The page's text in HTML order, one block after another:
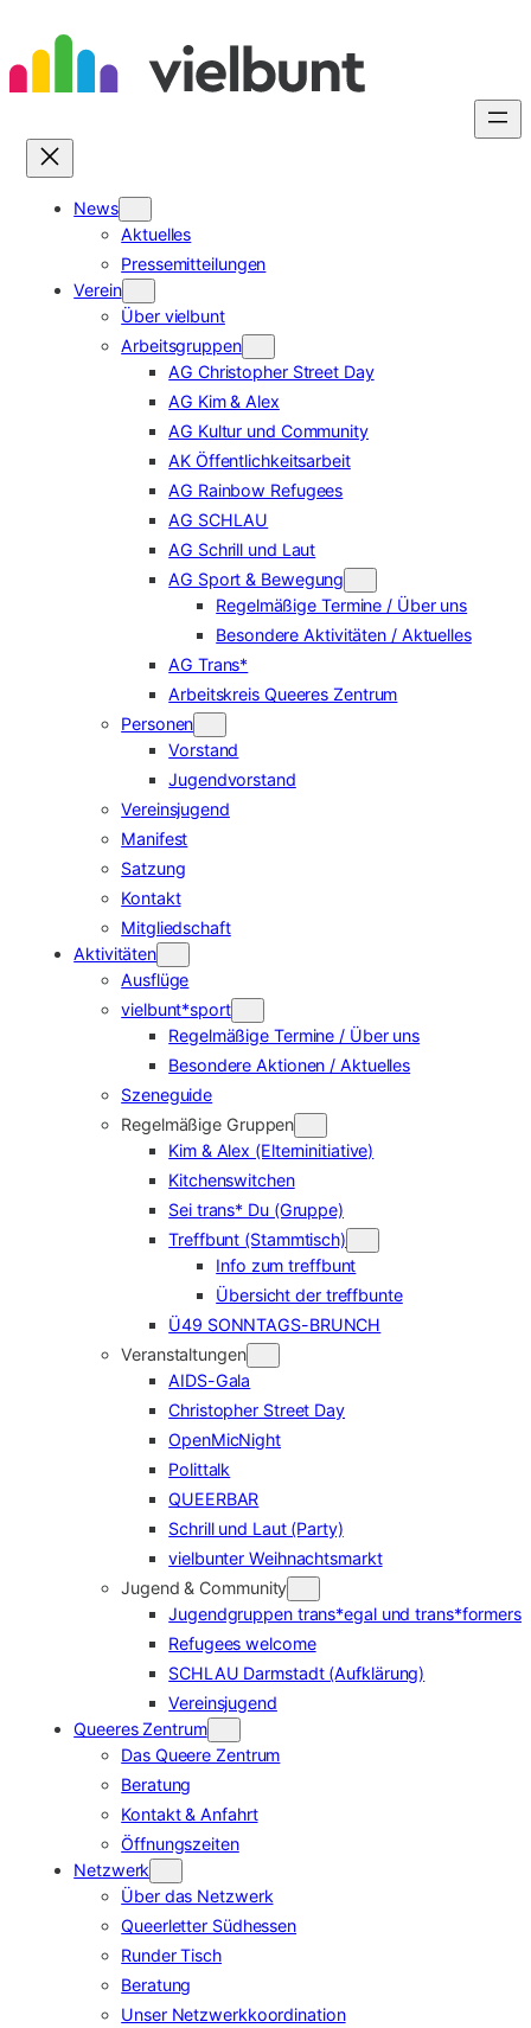
Inhalt
springen
News
Aktuelles
Pressemitteilungen
Verein
Über vielbunt
Arbeitsgruppen
AG Christopher Street Day
AG Kim & Alex
AG Kultur und Community
AK Öffentlichkeitsarbeit
AG Rainbow Refugees
AG SCHLAU
AG Schrill und Laut
AG Sport & Bewegung
Regelmäßige Termine / Über uns
Besondere Aktivitäten / Aktuelles
AG Trans*
Arbeitskreis Queeres Zentrum
Personen
Vorstand
Jugendvorstand
Vereinsjugend
Manifest
Satzung
Kontakt
Mitgliedschaft
Aktivitäten
Ausflüge
vielbunt*sport
Regelmäßige Termine / Über uns
Besondere Aktionen / Aktuelles
Szeneguide
Regelmäßige Gruppen
Kim & Alex (Elterninitiative)
Kitchenswitchen
Sei trans* Du (Gruppe)
Treffbunt (Stammtisch)
Info zum treffbunt
Übersicht der treffbunte
Ü49 SONNTAGS-BRUNCH
Veranstaltungen
AIDS-Gala
Christopher Street Day
OpenMicNight
Polittalk
QUEERBAR
Schrill und Laut (Party)
vielbunter Weihnachtsmarkt
Jugend & Community
Jugendgruppen trans*egal und trans*formers
Refugees welcome
SCHLAU Darmstadt (Aufklärung)
Vereinsjugend
Queeres Zentrum
Das Queere Zentrum
Beratung
Kontakt & Anfahrt
Öffnungszeiten
Netzwerk
Über das Netzwerk
Queerletter Südhessen
Runder Tisch
Beratung
Unser Netzwerkkoordination